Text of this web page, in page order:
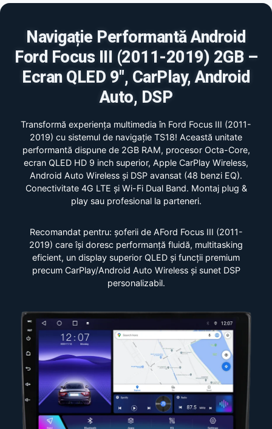
Navigație Performantă Android
Ford Focus III (2011-2019) 2GB –
Ecran QLED 9", CarPlay, Android
Auto, DSP
Transformă experiența multimedia în Ford Focus III (2011-
2019) cu sistemul de navigație TS18! Această unitate
performantă dispune de 2GB RAM, procesor Octa-Core,
ecran QLED HD 9 inch superior, Apple CarPlay Wireless,
Android Auto Wireless și DSP avansat (48 benzi EQ).
Conectivitate 4G LTE și Wi-Fi Dual Band. Montaj plug &
play sau profesional la parteneri.
Recomandat pentru: șoferii de AFord Focus III (2011-
2019) care își doresc performanță fluidă, multitasking
eficient, un display superior QLED și funcții premium
precum CarPlay/Android Auto Wireless și sunet DSP
personalizabil.